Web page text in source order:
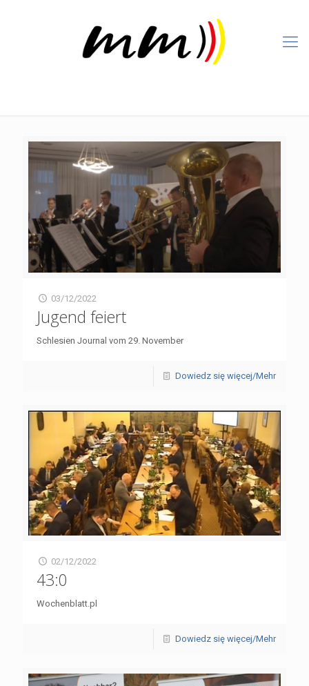
03/12/2022
Jugend feiert
Schlesien Journal vom 29. November
Dowiedz się więcej/Mehr
02/12/2022
43:0
Wochenblatt.pl
Dowiedz się więcej/Mehr